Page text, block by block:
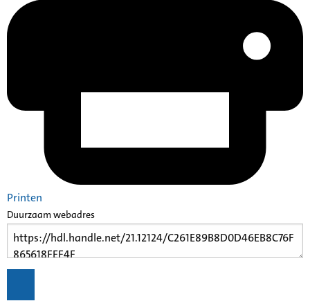
Printen
Duurzaam webadres